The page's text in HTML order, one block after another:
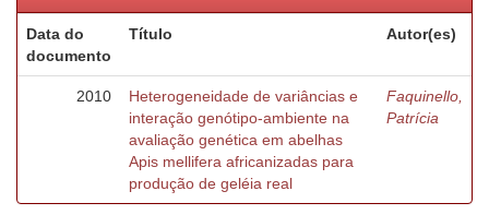
Data do
documento
Título Autor(es)
2010
Heterogeneidade de variâncias e
interação genótipo-ambiente na
avaliação genética em abelhas
Apis mellifera africanizadas para
produção de geléia real
Faquinello,
Patrícia